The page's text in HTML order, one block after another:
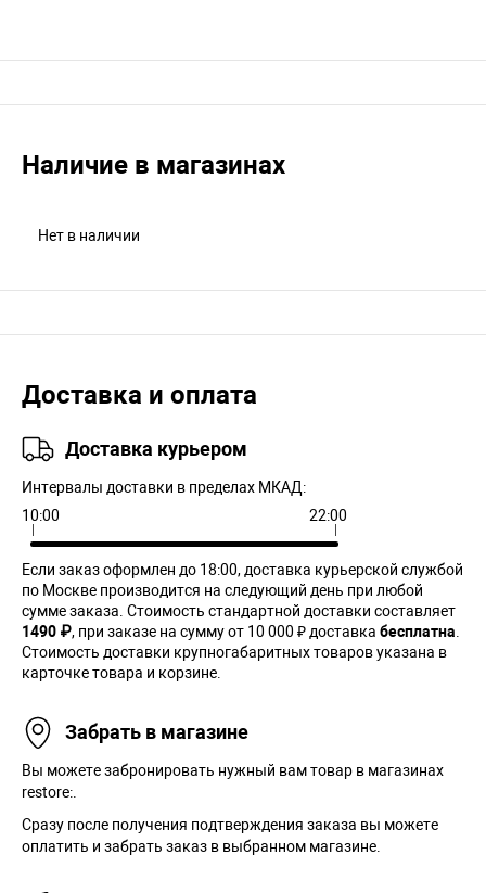
Наличие в магазинах
Нет в наличии
Доставка и оплата
Доставка курьером
Интервалы доставки в пределах МКАД:
10:00
22:00
Если заказ оформлен до 18:00, доставка курьерской службой
по Москве производится на следующий день при любой
сумме заказа. Cтоимость стандартной доставки составляет
1490 ₽, при заказе на сумму от 10 000 ₽ доставка бесплатна
Стоимость доставки крупногабаритных товаров указана в
карточке товара и корзине.
Забрать в магазине
Вы можете забронировать нужный вам товар в магазинах
restore:.
Сразу после получения подтверждения заказа вы можете
оплатить и забрать заказ в выбранном магазине.